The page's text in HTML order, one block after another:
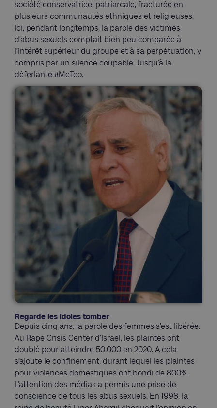
société conservatrice, patriarcale, fracturée en
plusieurs communautés ethniques et religieuses.
Ici, pendant longtemps, la parole des victimes
d’abus sexuels comptait bien peu comparée à
l’intérêt supérieur du groupe et à sa perpétuation, y
compris par un silence coupable. Jusqu’à la
déferlante #MeToo.
Regarde les idoles tomber
Depuis cinq ans, la parole des femmes s’est libérée.
Au Rape Crisis Center d’Israël, les plaintes ont
doublé pour atteindre 50.000 en 2020. A cela
s’ajoute le confinement, durant lequel les plaintes
pour violences domestiques ont bondi de 800%.
L’attention des médias a permis une prise de
conscience de tous les abus sexuels. En 1998, la